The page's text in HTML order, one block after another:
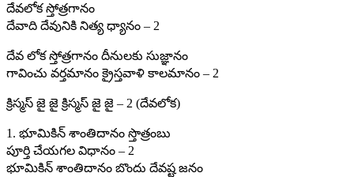
దేవలోక స్తోత్రగానం
దేవాది దేవునికి నిత్య ధ్యానం – 2
దేవ లోక స్తోత్రగానం దీనులకు సుజ్ఞానం
గావించు వర్తమానం క్రైస్తవాళి కాలమానం – 2
క్రిస్మస్ జై జై క్రిస్మస్ జై జై – 2 (దేవలోక)
1. భూమికిన్ శాంతిదానం స్తొత్రంబు
పూర్తి చేయగల విధానం – 2
భూమికిన్ శాంతిదానం బొందు దేవష్ట జనం